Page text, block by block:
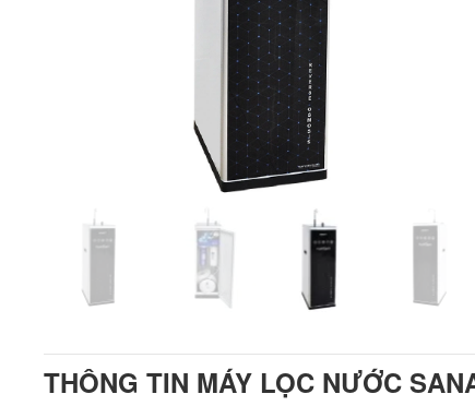
THÔNG TIN MÁY LỌC NƯỚC